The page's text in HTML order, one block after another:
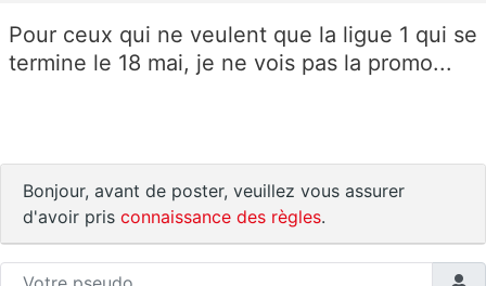
Pour ceux qui ne veulent que la ligue 1 qui se
termine le 18 mai, je ne vois pas la promo...
Bonjour, avant de poster, veuillez vous assurer
d'avoir pris connaissance des règles.